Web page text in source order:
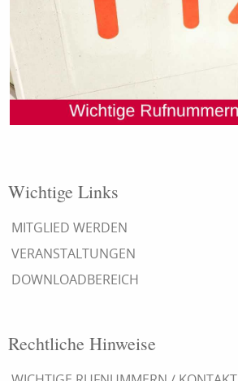
Wichtige Links
MITGLIED WERDEN
VERANSTALTUNGEN
DOWNLOADBEREICH
Rechtliche Hinweise